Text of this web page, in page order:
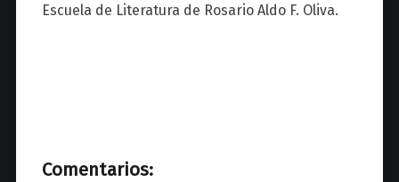
Escuela de Literatura de Rosario Aldo F. Oliva.
Comentarios: